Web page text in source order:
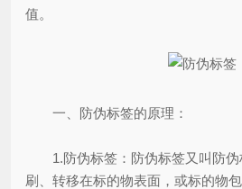
值。
一、防伪标签的原理：
1.防伪标签：防伪标签又叫防伪
刷、转移在标的物表面，或标的物